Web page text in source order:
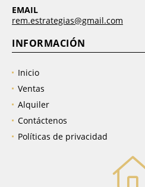
EMAIL
rem.estrategias@gmail.com
INFORMACIÓN
Inicio
Ventas
Alquiler
Contáctenos
Políticas de privacidad